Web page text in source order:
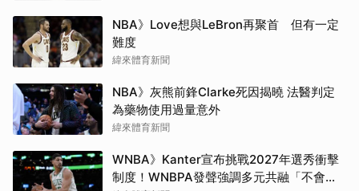
NBA》Love想與LeBron再聚首 但有一定
難度
緯來體育新聞
NBA》灰熊前鋒Clarke死因揭曉 法醫判定
為藥物使用過量意外
緯來體育新聞
WNBA》Kanter宣布挑戰2027年選秀衝擊
制度！WNBPA發聲強調多元共融「不會成